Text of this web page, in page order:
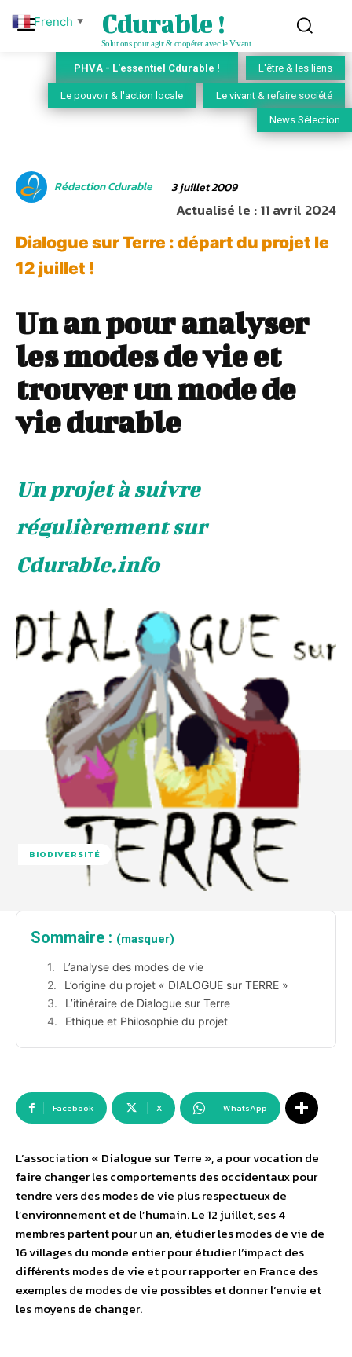
Cdurable !
Solutions pour agir & coopérer avec le Vivant
PHVA - L'essentiel Cdurable ! L'être & les liens
Le pouvoir & l'action locale Le vivant & refaire société
News Sélection
Rédaction Cdurable 3 juillet 2009
Actualisé le :11 avril 2024
Dialogue sur Terre : départ du projet le
12 juillet !
Un an pour analyser
les modes de vie et
trouver un mode de
vie durable
Un projet à suivre
régulièrement sur
Cdurable.info
BIODIVERSITÉ
Sommaire : (masquer)
L’analyse des modes de vie
L’origine du projet « DIALOGUE sur TERRE »
L’itinéraire de Dialogue sur Terre
Ethique et Philosophie du projet
Facebook X WhatsApp
L’association « Dialogue sur Terre », a pour vocation de
faire changer les comportements des occidentaux pour
tendre vers des modes de vie plus respectueux de
l’environnement et de l’humain. Le 12 juillet, ses 4
membres partent pour un an, étudier les modes de vie de
16 villages du monde entier pour étudier l’impact des
différents modes de vie et pour rapporter en France des
exemples de modes de vie possibles et donner l’envie et
les moyens de changer.
French ▼